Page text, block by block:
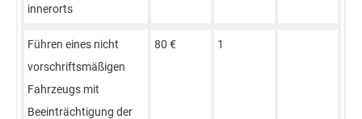
innerorts
Führen eines nicht
vorschriftsmäßigen
Fahrzeugs mit
Beeinträchtigung der
80 € 1